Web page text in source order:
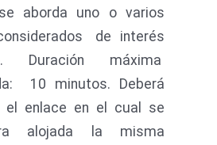
aborda uno o varios
de interés
Duración máxima
10 minutos. Deberá
el enlace en el cual se
alojada la misma